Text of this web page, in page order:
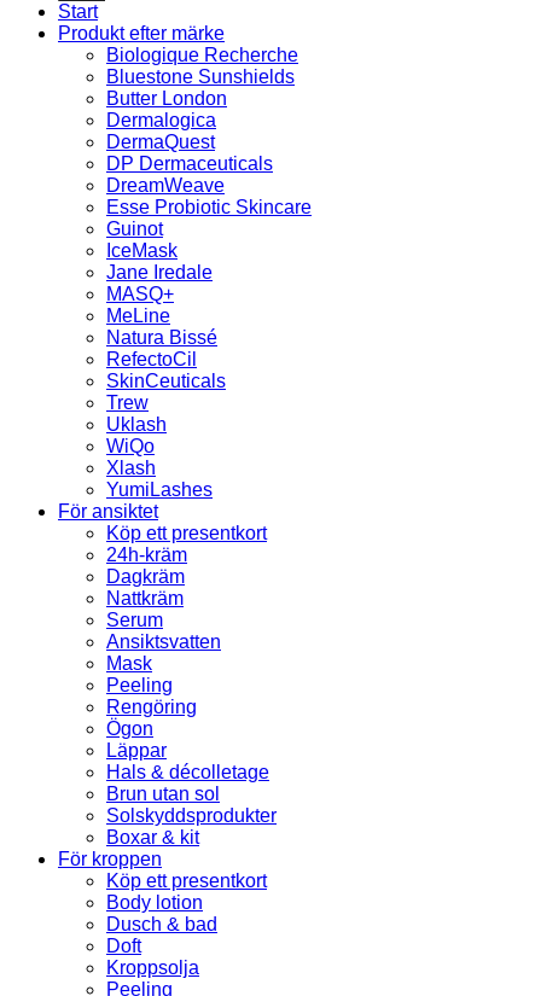
Start
Produkt efter märke
Biologique Recherche
Bluestone Sunshields
Butter London
Dermalogica
DermaQuest
DP Dermaceuticals
DreamWeave
Esse Probiotic Skincare
Guinot
IceMask
Jane Iredale
MASQ+
MeLine
Natura Bissé
RefectoCil
SkinCeuticals
Trew
Uklash
WiQo
Xlash
YumiLashes
För ansiktet
Köp ett presentkort
24h-kräm
Dagkräm
Nattkräm
Serum
Ansiktsvatten
Mask
Peeling
Rengöring
Ögon
Läppar
Hals & décolletage
Brun utan sol
Solskyddsprodukter
Boxar & kit
För kroppen
Köp ett presentkort
Body lotion
Dusch & bad
Doft
Kroppsolja
Peeling